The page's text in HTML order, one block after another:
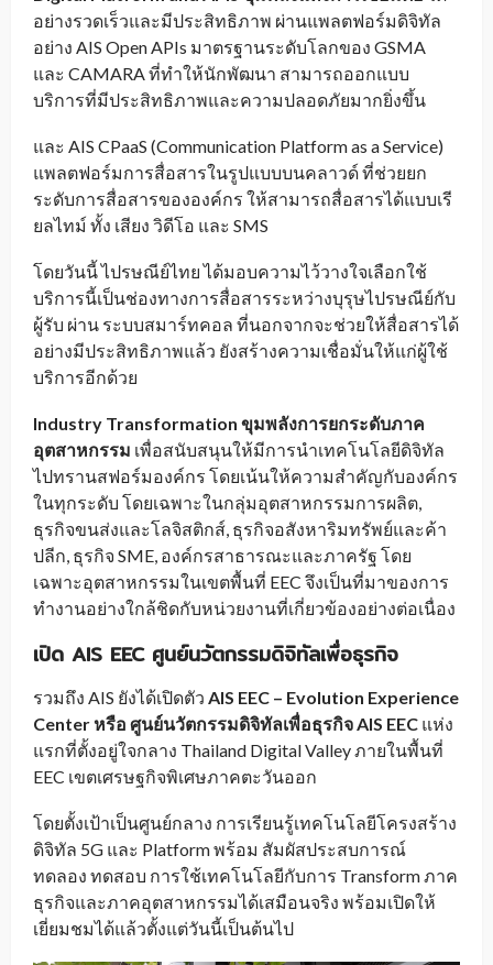
อย่างรวดเร็วและมีประสิทธิภาพ ผ่านแพลตฟอร์มดิจิทัล
อย่าง AIS Open APIs มาตรฐานระดับโลกของ GSMA
และ CAMARA ที่ทำให้นักพัฒนา สามารถออกแบบ
บริการที่มีประสิทธิภาพและความปลอดภัยมากยิ่งขึ้น
และ AIS CPaaS (Communication Platform as a Service)
แพลตฟอร์มการสื่อสารในรูปแบบบนคลาวด์ ที่ช่วยยก
ระดับการสื่อสารขององค์กร ให้สามารถสื่อสารได้แบบเรี
ยลไทม์ ทั้ง เสียง วิดีโอ และ SMS
โดยวันนี้ ไปรษณีย์ไทย ได้มอบความไว้วางใจเลือกใช้
บริการนี้เป็นช่องทางการสื่อสารระหว่างบุรุษไปรษณีย์กับ
ผู้รับ ผ่าน ระบบสมาร์ทคอล ที่นอกจากจะช่วยให้สื่อสารได้
อย่างมีประสิทธิภาพแล้ว ยังสร้างความเชื่อมั่นให้แก่ผู้ใช้
บริการอีกด้วย
Industry Transformation ขุมพลังการยกระดับภาค
อุตสาหกรรม เพื่อสนับสนุนให้มีการนำเทคโนโลยีดิจิทัล
ไปทรานสฟอร์มองค์กร โดยเน้นให้ความสำคัญกับองค์กร
ในทุกระดับ โดยเฉพาะในกลุ่มอุตสาหกรรมการผลิต,
ธุรกิจขนส่งและโลจิสติกส์, ธุรกิจอสังหาริมทรัพย์และค้า
ปลีก, ธุรกิจ SME, องค์กรสาธารณะและภาครัฐ โดย
เฉพาะอุตสาหกรรมในเขตพื้นที่ EEC จึงเป็นที่มาของการ
ทำงานอย่างใกล้ชิดกับหน่วยงานที่เกี่ยวข้องอย่างต่อเนื่อง
เปิด AIS EEC ศูนย์นวัตกรรมดิจิทัลเพื่อธุรกิจ
รวมถึง AIS ยังได้เปิดตัว AIS EEC – Evolution Experience
Center หรือ ศูนย์นวัตกรรมดิจิทัลเพื่อธุรกิจAIS EEC แห่ง
แรกที่ตั้งอยู่ใจกลาง Thailand Digital Valley ภายในพื้นที่
EEC เขตเศรษฐกิจพิเศษภาคตะวันออก
โดยตั้งเป้าเป็นศูนย์กลาง การเรียนรู้เทคโนโลยีโครงสร้าง
ดิจิทัล 5G และ Platform พร้อม สัมผัสประสบการณ์
ทดลอง ทดสอบ การใช้เทคโนโลยีกับการ Transform ภาค
ธุรกิจและภาคอุตสาหกรรมได้เสมือนจริง พร้อมเปิดให้
เยี่ยมชมได้แล้วตั้งแต่วันนี้เป็นต้นไป